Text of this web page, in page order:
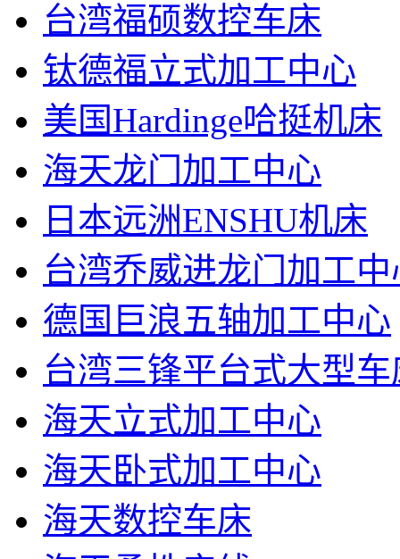
台湾福硕数控车床
钛德福立式加工中心
美国Hardinge哈挺机床
海天龙门加工中心
日本远洲ENSHU机床
台湾乔威进龙门加工中
德国巨浪五轴加工中心
台湾三锋平台式大型车
海天立式加工中心
海天卧式加工中心
海天数控车床